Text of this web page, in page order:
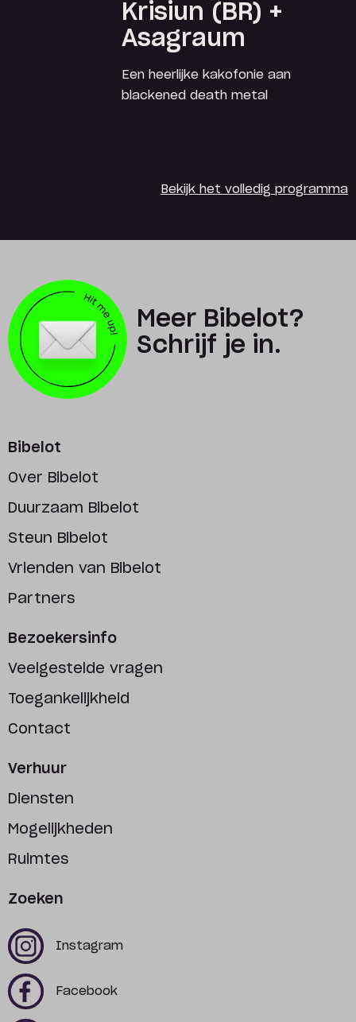
Krisiun (BR) +
Asagraum
Een heerlijke kakofonie aan
blackened death metal
Bekijk het volledig programma
Meer Bibelot?
Schrijf je in.
Bibelot
Over Bibelot
Duurzaam Bibelot
Steun Bibelot
Vrienden van Bibelot
Partners
Bezoekersinfo
Veelgestelde vragen
Toegankelijkheid
Contact
Verhuur
Diensten
Mogelijkheden
Ruimtes
Zoeken
xx
Instagram
xx
Facebook